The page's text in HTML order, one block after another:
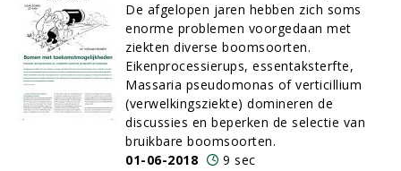
De afgelopen jaren hebben zich soms
enorme problemen voorgedaan met
ziekten diverse boomsoorten.
Eikenprocessierups, essentaksterfte,
Massaria pseudomonas of verticillium
(verwelkingsziekte) domineren de
discussies en beperken de selectie van
bruikbare boomsoorten.
01-06-2018
9 sec